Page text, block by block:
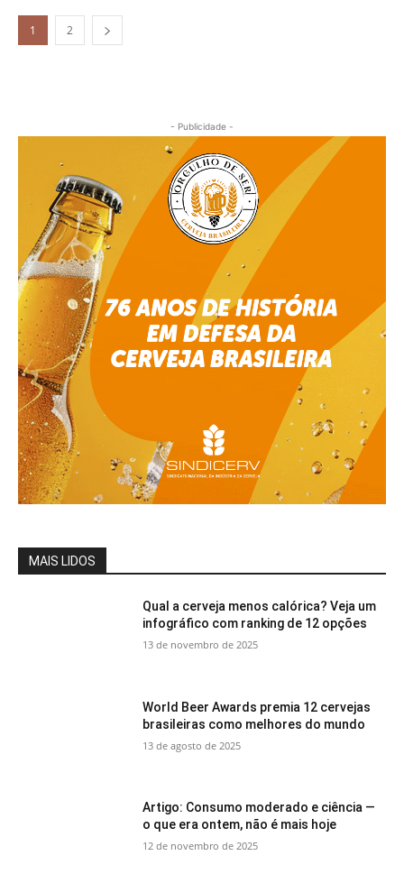
1 2
- Publicidade -
MAIS LIDOS
Qual a cerveja menos calórica? Veja um
infográfico com ranking de 12 opções
13 de novembro de 2025
World Beer Awards premia 12 cervejas
brasileiras como melhores do mundo
13 de agosto de 2025
Artigo: Consumo moderado e ciência —
o que era ontem, não é mais hoje
12 de novembro de 2025